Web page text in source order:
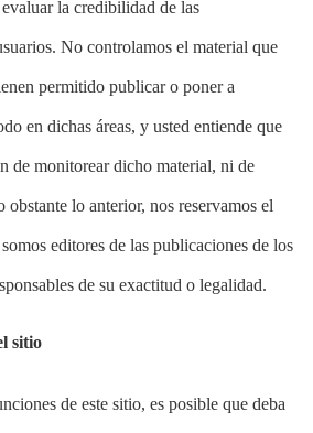
la credibilidad de las
No controlamos el material que
permitido publicar o poner a
en dichas áreas, y usted entiende que
de monitorear dicho material, ni de
lo anterior, nos reservamos el
editores de las publicaciones de los
de su exactitud o legalidad.
sitio
de este sitio, es posible que deba